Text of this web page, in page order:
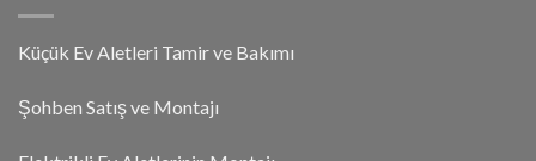
Küçük Ev Aletleri Tamir ve Bakımı
Şohben Satış ve Montajı